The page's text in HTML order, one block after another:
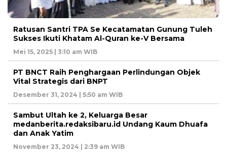
Ratusan Santri TPA Se Kecatamatan Gunung Tuleh
Sukses Ikuti Khatam Al-Quran ke-V Bersama
Mei 15, 2025 | 3:10 am WIB
PT BNCT Raih Penghargaan Perlindungan Objek
Vital Strategis dari BNPT
Desember 31, 2024 | 5:50 am WIB
Sambut Ultah ke 2, Keluarga Besar
medanberita.redaksibaru.id Undang Kaum Dhuafa
dan Anak Yatim
November 23, 2024 | 2:39 am WIB